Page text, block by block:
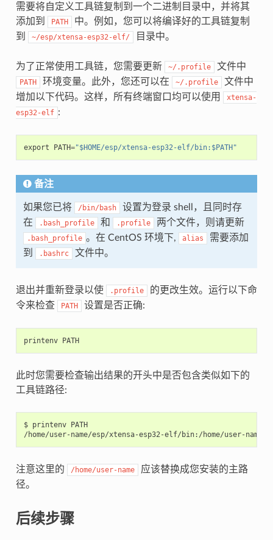
需要将自定义工具链复制到一个二进制目录中，并将其
添加到
PATH
中。例如，您可以将编译好的工具链复制
到
~/esp/xtensa-esp32-elf/ 目录中。
为了正常使用工具链，您需要更新 ~/.profile 文件中
PATH 环境变量。此外，您还可以在 ~/.profile
文件中
增加以下代码。这样，所有终端窗口均可以使用
xtensa-
esp32-elf :
export PATH="$HOME/esp/xtensa-esp32-elf/bin:$PATH"
备注
如果您已将 /bin/bash
设置为登录 shell，且同时存
在
.bash_profile 和 .profile 两个文件，则请更新
.bash_profile 。在 CentOS 环境下, alias
需要添加
到
.bashrc 文件中。
退出并重新登录以使 .profile
的更改生效。运行以下命
令来检查
PATH 设置是否正确:
printenv PATH
此时您需要检查输出结果的开头中是否包含类似如下的
工具链路径:
$ printenv PATH
注意这里的 /home/user-name
应该替换成您安装的主路
径。
后续步骤